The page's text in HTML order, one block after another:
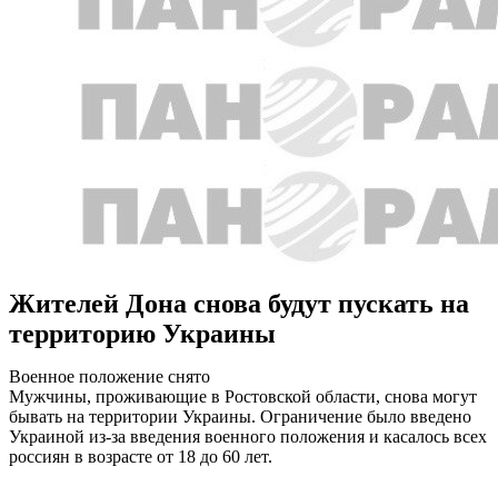
Жителей Дона снова будут пускать на
территорию Украины
Военное положение снято
Мужчины, проживающие в Ростовской области, снова могут
бывать на территории Украины. Ограничение было введено
Украиной из-за введения военного положения и касалось всех
россиян в возрасте от 18 до 60 лет.